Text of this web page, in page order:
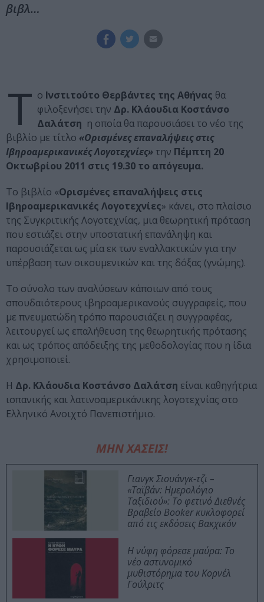
βιβλ…
Τ ο Ινστιτούτο Θερβάντες της Αθήνας θα
φιλοξενήσει την Δρ. Κλάουδια Κοστάνσο
Δαλάτση η οποία θα παρουσιάσει το νέο της
βιβλίο με τίτλο «Ορισμένες επαναλήψεις στις
Ιβηροαμερικανικές Λογοτεχνίες» την Πέμπτη 20
Οκτωβρίου 2011 στις 19.30 το απόγευμα.
Το βιβλίο «Ορισμένες επαναλήψεις στις
Ιβηροαμερικανικές Λογοτεχνίες» κάνει, στο πλαίσιο
της Συγκριτικής Λογοτεχνίας, μια θεωρητική πρόταση
που εστιάζει στην υποστατική επανάληψη και
παρουσιάζεται ως μία εκ των εναλλακτικών για την
υπέρβαση των οικουμενικών και της δόξας (γνώμης).
Το σύνολο των αναλύσεων κάποιων από τους
σπουδαιότερους ιβηροαμερικανούς συγγραφείς, που
με πνευματώδη τρόπο παρουσιάζει η συγγραφέας,
λειτουργεί ως επαλήθευση της θεωρητικής πρότασης
και ως τρόπος απόδειξης της μεθοδολογίας που η ίδια
χρησιμοποιεί.
Η Δρ. Κλάουδια Κοστάνσο Δαλάτση είναι καθηγήτρια
ισπανικής και λατινοαμερικάνικης λογοτεχνίας στο
Ελληνικό Ανοιχτό Πανεπιστήμιο.
ΜΗΝ ΧΑΣΕΙΣ!
Γιανγκ Σιουάνγκ-τζι –
«Ταϊβάν: Ημερολόγιο
Ταξιδιού»: Το φετινό Διεθνές
Βραβείο Booker κυκλοφορεί
από τις εκδόσεις Βακχικόν
Η νύφη φόρεσε μαύρα: Το
νέο αστυνομικό
μυθιστόρημα του Κορνέλ
Γούλριτς